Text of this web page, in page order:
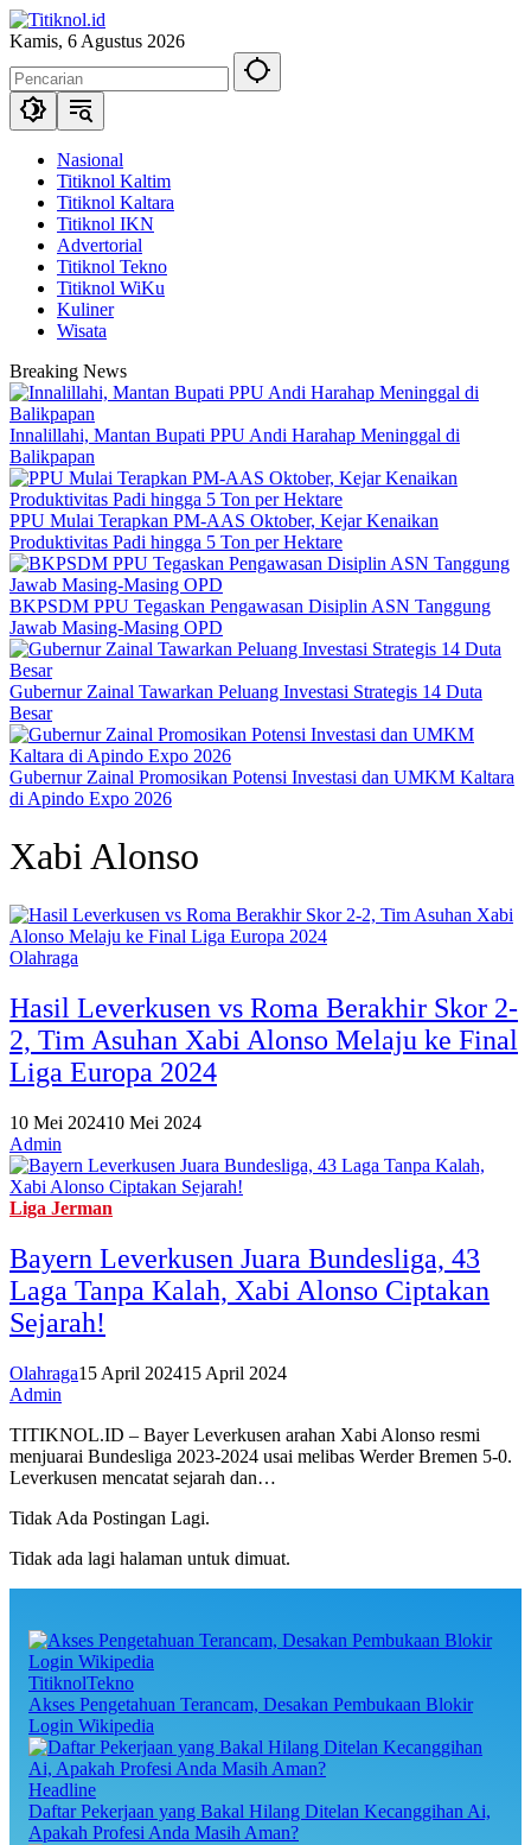
Langsung
ke
Kamis, 6 Agustus 2026
Nasional
Titiknol Kaltim
Titiknol Kaltara
Titiknol IKN
Advertorial
Titiknol Tekno
Titiknol WiKu
Kuliner
Wisata
Breaking News
Innalillahi, Mantan Bupati PPU Andi Harahap Meninggal di
Balikpapan
PPU Mulai Terapkan PM-AAS Oktober, Kejar Kenaikan
Produktivitas Padi hingga 5 Ton per Hektare
BKPSDM PPU Tegaskan Pengawasan Disiplin ASN Tanggung
Jawab Masing-Masing OPD
Gubernur Zainal Tawarkan Peluang Investasi Strategis 14 Duta
Besar
Gubernur Zainal Promosikan Potensi Investasi dan UMKM Kaltara
di Apindo Expo 2026
Xabi Alonso
Olahraga
Hasil Leverkusen vs Roma Berakhir Skor 2-
2, Tim Asuhan Xabi Alonso Melaju ke Final
Liga Europa 2024
10 Mei 202410 Mei 2024
Admin
Liga Jerman
Bayern Leverkusen Juara Bundesliga, 43
Laga Tanpa Kalah, Xabi Alonso Ciptakan
Sejarah!
Olahraga15 April 202415 April 2024
Admin
TITIKNOL.ID – Bayer Leverkusen arahan Xabi Alonso resmi
menjuarai Bundesliga 2023-2024 usai melibas Werder Bremen 5-0.
Leverkusen mencatat sejarah dan…
Tidak Ada Postingan Lagi.
Tidak ada lagi halaman untuk dimuat.
TitiknolTekno
Akses Pengetahuan Terancam, Desakan Pembukaan Blokir
Login Wikipedia
Headline
Daftar Pekerjaan yang Bakal Hilang Ditelan Kecanggihan Ai,
Apakah Profesi Anda Masih Aman?